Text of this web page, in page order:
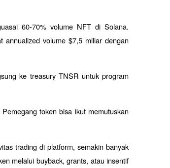
60-70% volume NFT di Solana.
annualized volume $7,5 miliar dengan
ke treasury TNSR untuk program
token bisa ikut memutuskan
trading di platform, semakin banyak
melalui buyback, grants, atau insentif